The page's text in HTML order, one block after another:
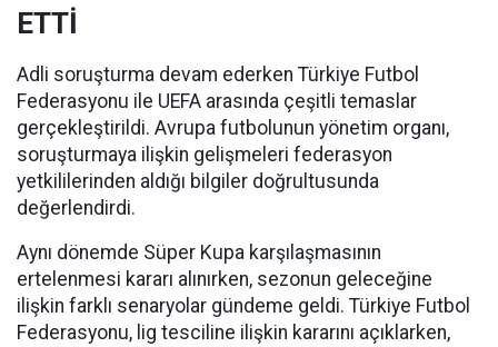
ETTİ
Adli soruşturma devam ederken Türkiye Futbol
Federasyonu ile UEFA arasında çeşitli temaslar
gerçekleştirildi. Avrupa futbolunun yönetim organı,
soruşturmaya ilişkin gelişmeleri federasyon
yetkililerinden aldığı bilgiler doğrultusunda
değerlendirdi.
Aynı dönemde Süper Kupa karşılaşmasının
ertelenmesi kararı alınırken, sezonun geleceğine
ilişkin farklı senaryolar gündeme geldi. Türkiye Futbol
Federasyonu, lig tesciline ilişkin kararını açıklarken,